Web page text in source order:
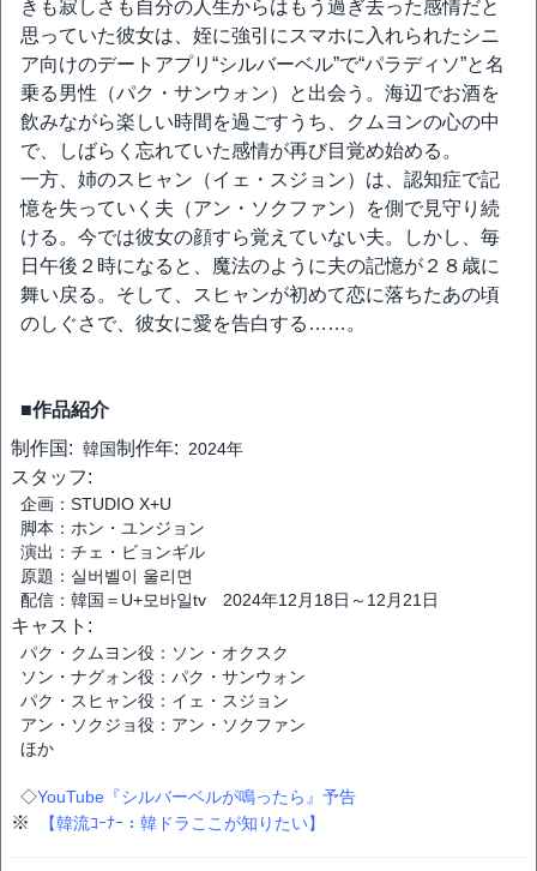
きも寂しさも自分の人生からはもう過ぎ去った感情だと
思っていた彼女は、姪に強引にスマホに入れられたシニ
ア向けのデートアプリ“シルバーベル”で“パラディソ”と名
乗る男性（パク・サンウォン）と出会う。海辺でお酒を
飲みながら楽しい時間を過ごすうち、クムヨンの心の中
で、しばらく忘れていた感情が再び目覚め始める。
一方、姉のスヒャン（イェ・スジョン）は、認知症で記
憶を失っていく夫（アン・ソクファン）を側で見守り続
ける。今では彼女の顔すら覚えていない夫。しかし、毎
日午後２時になると、魔法のように夫の記憶が２８歳に
舞い戻る。そして、スヒャンが初めて恋に落ちたあの頃
のしぐさで、彼女に愛を告白する……。
■作品紹介
制作国: 韓国制作年: 2024年
スタッフ:
企画：STUDIO X+U
脚本：ホン・ユンジョン
演出：チェ・ビョンギル
原題：실버벨이 울리면
配信：韓国＝U+모바일tv 2024年12月18日～12月21日
キャスト:
パク・クムヨン役：ソン・オクスク
ソン・ナグォン役：パク・サンウォン
パク・スヒャン役：イェ・スジョン
アン・ソクジョ役：アン・ソクファン
ほか
◇YouTube『シルバーベルが鳴ったら』予告
※ 【韓流ｺｰﾅｰ：韓ドラここが知りたい】